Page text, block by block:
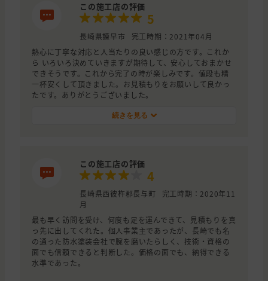
この施工店の評価
5
長崎県諫早市
完工時期：2021年04月
熱心に丁寧な対応と人当たりの良い感じの方です。これか
ら いろいろ決めていきますが期待して、安心しておまかせ
できそうです。これから完了の時が楽しみです。値段も精
一杯安くして頂きました。お見積もりをお願いして良かっ
たです。ありがとうございました。
続きを見る
この施工店の評価
4
長崎県西彼杵郡長与町
完工時期：2020年11
月
最も早く訪問を受け、何度も足を運んできて、見積もりを真
っ先に出してくれた。個人事業主であったが、長崎でも名
の通った防水塗装会社で腕を磨いたらしく、技術・資格の
面でも信頼できると判断した。価格の面でも、納得できる
水準であった。